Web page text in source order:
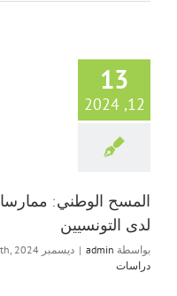
13
12, 2024
المسح الوطني:
لدى التونسيين
بواسطة admin
| ديسمبر 13th, 2024
دراسات